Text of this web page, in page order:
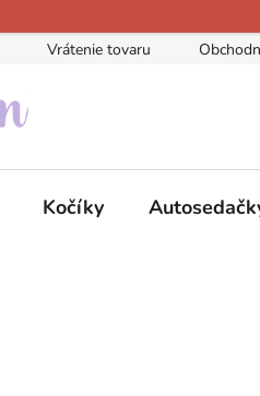
Vrátenie tovaru
Kočíky